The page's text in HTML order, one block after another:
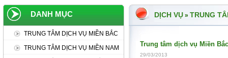
DANH MỤC
TRUNG TÂM DỊCH VỤ MIỀN BẮC
TRUNG TÂM DỊCH VỤ MIỀN NAM
DỊCH VỤ » TRUNG
Trung tâm dịch vụ Miền Bắc
29/03/2013